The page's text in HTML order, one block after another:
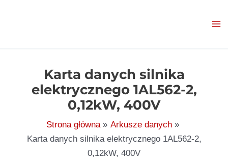
Karta danych silnika
elektrycznego 1AL562-2,
0,12kW, 400V
Strona główna
Arkusze danych
Karta danych silnika elektrycznego 1AL562-2,
0,12kW, 400V